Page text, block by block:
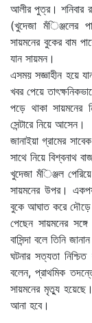
আলীর পুত্র। শনিবার
(খুদেজা মঁিঞ্জলের
সায়মনের বুকের বাম
যান সায়মন।
এসময় সজ্ঞাহীন হয়ে
খবর পেয়ে
পড়ে থাকা সায়মনের
সেন্টারে নিয়ে আসেন।
জানাইয়া গ্রামের
সাথে নিয়ে বিশ্বনাথ
খুদেজা মঁিঞ্জল
সায়মনের উপর।
বুকে আঘাত করে দৌড়ে
পেছেন সায়মনের
বাসিন্দা বলে তিনি
ঘটনার সত্যতা
বলেন, প্রাথমিক
সায়মনের মৃত্যু
আনা হবে।